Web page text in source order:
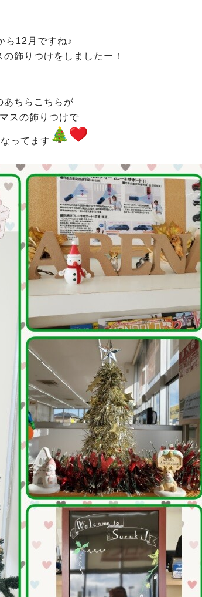
ら12月ですね♪
飾りつけをしましたー！
あちらこちらが
スの飾りつけで
ってます